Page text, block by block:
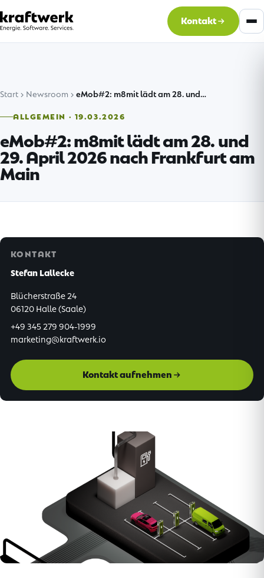
Kontakt
Start Newsroom eMob#2: m8mit lädt am 28. und…
ALLGEMEIN · 19.03.2026
eMob#2: m8mit lädt am 28. und
29. April 2026 nach Frankfurt am
Main
KONTAKT
Stefan Lallecke
Blücherstraße 24
06120 Halle (Saale)
+49 345 279 904-1999
marketing@kraftwerk.io
Kontakt aufnehmen